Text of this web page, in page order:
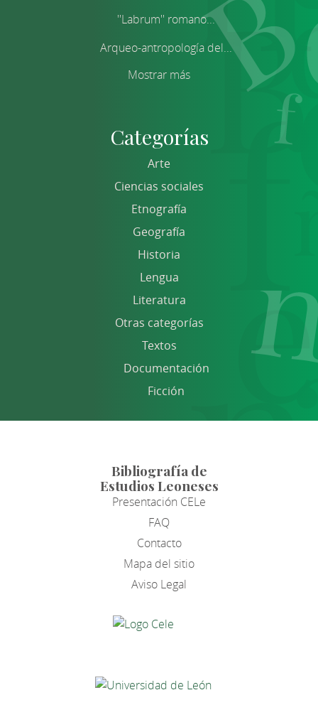
''Labrum'' romano...
Arqueo-antropología del...
Mostrar más
Categorías
Arte
Ciencias sociales
Etnografía
Geografía
Historia
Lengua
Literatura
Otras categorías
Textos
Documentación
Ficción
Bibliografía de
Estudios Leoneses
Presentación CELe
FAQ
Contacto
Mapa del sitio
Aviso Legal